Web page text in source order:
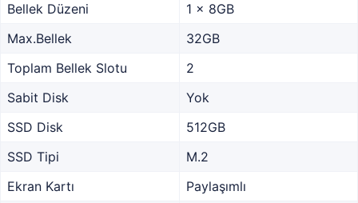
Bellek Düzeni
1 x 8GB
Max.Bellek
32GB
Toplam Bellek Slotu
2
Sabit Disk
Yok
SSD Disk
512GB
SSD Tipi
M.2
Ekran Kartı
Paylaşımlı